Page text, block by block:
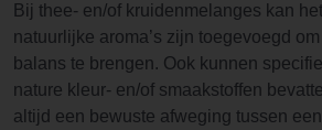
Bij thee- en/of kruidenmelanges kan
natuurlijke aroma’s zijn toegevoegd
balans te brengen. Ook kunnen
nature kleur- en/of smaakstoffen
altijd een bewuste afweging tussen